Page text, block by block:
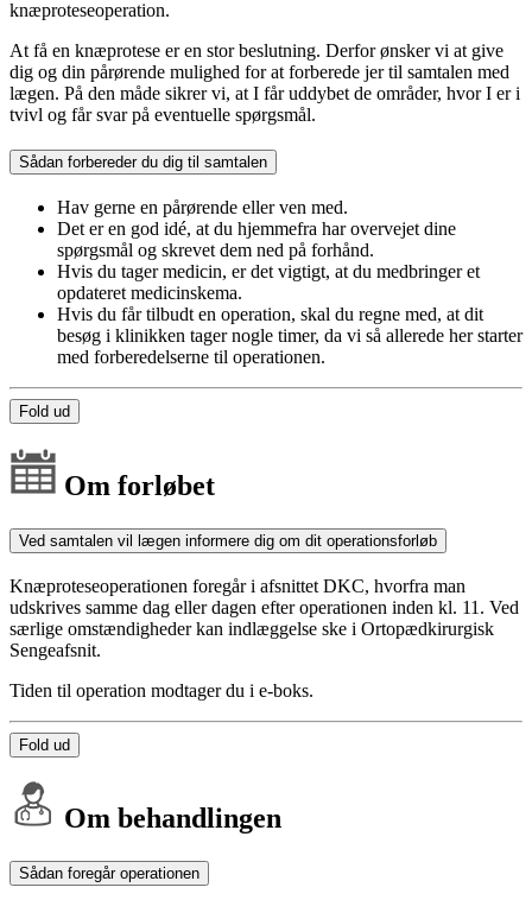
knæproteseoperation.
At få en knæprotese er en stor beslutning. Derfor ønsker vi at give
dig og din pårørende mulighed for at forberede jer til samtalen med
lægen. På den måde sikrer vi, at I får uddybet de områder, hvor I er i
tvivl og får svar på eventuelle spørgsmål.
Sådan forbereder du dig til samtalen
Hav gerne en pårørende eller ven med.
Det er en god idé, at du hjemmefra har overvejet dine
spørgsmål og skrevet dem ned på forhånd.
Hvis du tager medicin, er det vigtigt, at du medbringer et
opdateret medicinskema.
Hvis du får tilbudt en operation, skal du regne med, at dit
besøg i klinikken tager nogle timer, da vi så allerede her starter
med forberedelserne til operationen.
Fold ud
Om forløbet
Ved samtalen vil lægen informere dig om dit operationsforløb
Knæproteseoperationen foregår i afsnittet DKC, hvorfra man
udskrives samme dag eller dagen efter operationen inden kl. 11. Ved
særlige omstændigheder kan indlæggelse ske i Ortopædkirurgisk
Sengeafsnit.
Tiden til operation modtager du i e-boks.
Fold ud
Om behandlingen
Sådan foregår operationen